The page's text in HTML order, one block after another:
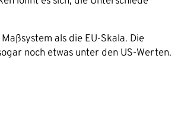
als die EU-Skala. Die
noch etwas unter den US-Werten.